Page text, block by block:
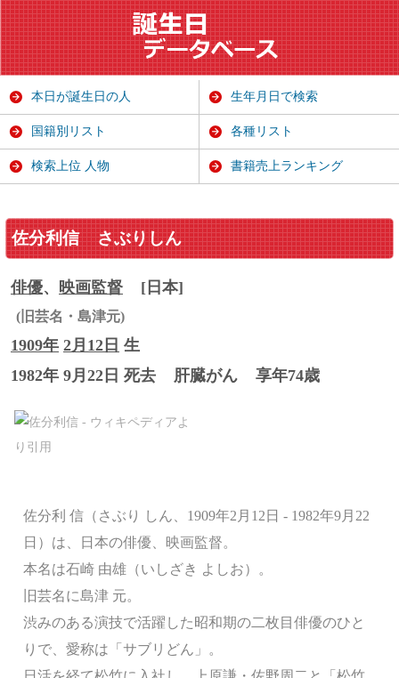
佐分利信 さぶりしん
俳優、 映画監督 [日本]
(旧芸名・島津元)
1909年 2月12日 生
1982年 9月22日 死去
肝臓がん 享年74歳
佐分利 信（さぶり しん、1909年2月12日 - 1982年9月22
日）は、日本の俳優、映画監督。
本名は石崎 由雄（いしざき よしお）。
旧芸名に島津 元。
渋みのある演技で活躍した昭和期の二枚目俳優のひと
りで、愛称は「サブリどん」。
本日が誕生日の人 生年月日で検索
国籍別リスト 各種リスト
検索上位 人物 書籍売上ランキング